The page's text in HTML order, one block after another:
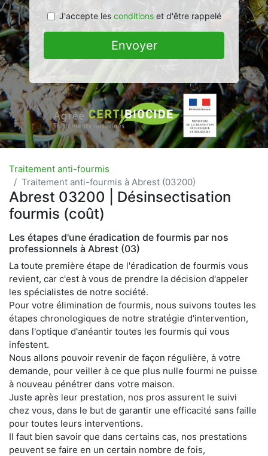
J'accepte les conditionset d'être rappelé
Envoyer
Traitement anti-fourmis
Traitement anti-fourmis à Abrest (03200)
Abrest 03200 | Désinsectisation
fourmis (coût)
Les étapes d'une éradication de fourmis par nos
professionnels à Abrest (03)
La toute première étape de l'éradication de fourmis vous
revient, car c'est à vous de prendre la décision d'appeler
les spécialistes de notre société.
Pour votre élimination de fourmis, nous suivons toutes les
étapes chronologiques de notre stratégie d'intervention,
dans l'optique d'anéantir toutes les fourmis qui vous
infestent.
Nous allons pouvoir revenir de façon régulière, à votre
demande, pour veiller à ce que plus nulle fourmi ne puisse
à nouveau pénétrer dans votre maison.
Juste après leur prestation, nos pros assurent le suivi
chez vous, dans le but de garantir une efficacité sans faille
pour toutes leurs interventions.
Il faut bien savoir que dans certains cas, nos prestations
peuvent se faire en un certain nombre de fois,